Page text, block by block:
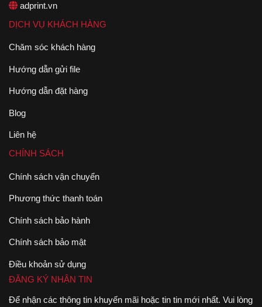
adprint.vn
DỊCH VỤ KHÁCH HÀNG
Chăm sóc khách hàng
Hướng dẫn gửi file
Hướng dẫn đặt hàng
Blog
Liên hệ
CHÍNH SÁCH
Chính sách vận chuyển
Phương thức thanh toán
Chính sách bảo hành
Chính sách bảo mật
Điều khoản sử dụng
ĐĂNG KÝ NHẬN TIN
Để nhận các thông tin khuyến mãi hoặc tin tin mới nhất. Vui lòng